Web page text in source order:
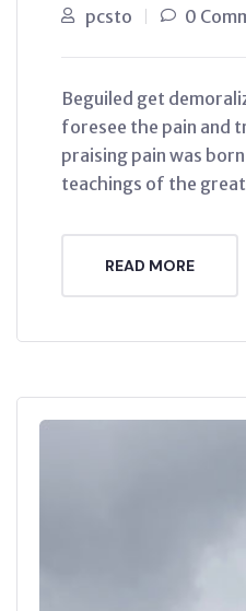
pcsto 0
Beguiled get
foresee the pain and
praising pain was
teachings of the
READ MORE